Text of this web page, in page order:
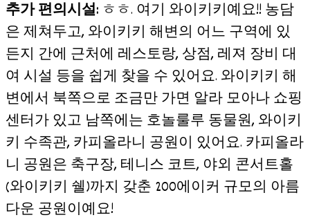
추가 편의시설: ㅎㅎ. 여기 와이키키예요!! 농담
은 제쳐두고, 와이키키 해변의 어느 구역에 있
든지 간에 근처에 레스토랑, 상점, 레져 장비 대
여 시설 등을 쉽게 찾을 수 있어요. 와이키키 해
변에서 북쪽으로 조금만 가면 알라 모아나 쇼핑
센터가 있고 남쪽에는 호놀룰루 동물원, 와이키
키 수족관, 카피올라니 공원이 있어요. 카피올라
니 공원은 축구장, 테니스 코트, 야외 콘서트홀
(와이키키 쉘)까지 갖춘 200에이커 규모의 아름
다운 공원이예요!